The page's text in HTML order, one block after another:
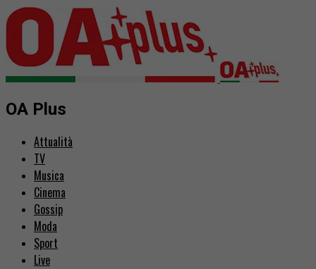
OA Plus
Attualità
TV
Musica
Cinema
Gossip
Moda
Sport
Live